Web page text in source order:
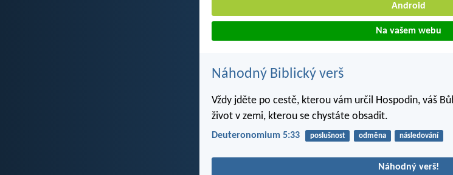
Android
Na vašem webu
Náhodný Biblický verš
Vždy jděte po cestě, kterou vám určil Hospodin, váš
život v zemi, kterou se chystáte obsadit.
Deuteronomium 5:33 poslušnost odměna následování
Náhodný verš!